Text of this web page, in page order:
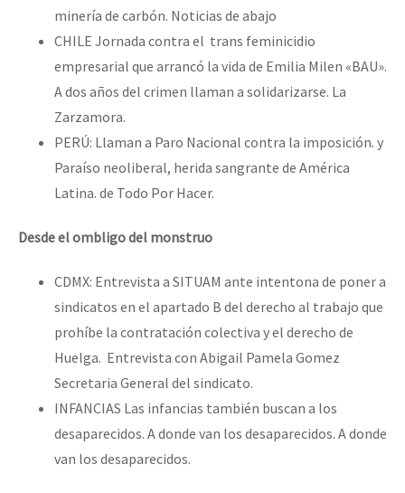
minería de carbón. Noticias de abajo
CHILE Jornada contra el trans feminicidio
empresarial que arrancó la vida de Emilia Milen «BAU».
A dos años del crimen llaman a solidarizarse. La
Zarzamora.
PERÚ: Llaman a Paro Nacional contra la imposición. y
Paraíso neoliberal, herida sangrante de América
Latina. de Todo Por Hacer.
Desde el ombligo del monstruo
CDMX: Entrevista a SITUAM ante intentona de poner a
sindicatos en el apartado B del derecho al trabajo que
prohíbe la contratación colectiva y el derecho de
Huelga. Entrevista con Abigail Pamela Gomez
Secretaria General del sindicato.
INFANCIAS Las infancias también buscan a los
desaparecidos. A donde van los desaparecidos. A donde
van los desaparecidos.